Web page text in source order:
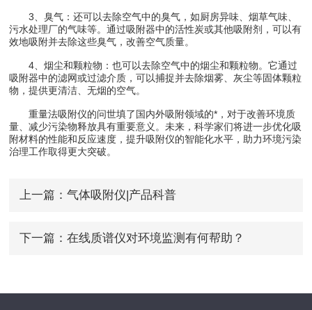
3、臭气：还可以去除空气中的臭气，如厨房异味、烟草气味、
污水处理厂的气味等。通过吸附器中的活性炭或其他吸附剂，可以有
效地吸附并去除这些臭气，改善空气质量。
4、烟尘和颗粒物：也可以去除空气中的烟尘和颗粒物。它通过
吸附器中的滤网或过滤介质，可以捕捉并去除烟雾、灰尘等固体颗粒
物，提供更清洁、无烟的空气。
重量法吸附仪的问世填了国内外吸附领域的*，对于改善环境质
量、减少污染物释放具有重要意义。未来，科学家们将进一步优化吸
附材料的性能和反应速度，提升吸附仪的智能化水平，助力环境污染
治理工作取得更大突破。
上一篇： 气体吸附仪|产品科普
下一篇： 在线质谱仪对环境监测有何帮助？